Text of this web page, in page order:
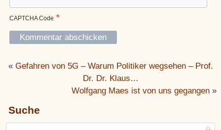
CAPTCHA Code *
« Gefahren von 5G – Warum Politiker wegsehen – Prof.
Dr. Dr. Klaus…
Wolfgang Maes ist von uns gegangen»
Suche